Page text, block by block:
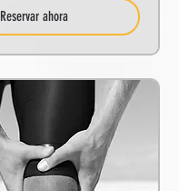
Reservar ahora